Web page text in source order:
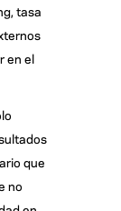
tasa
en el
que
no